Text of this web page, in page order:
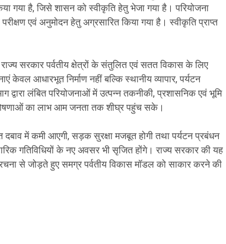
गया है, जिसे शासन को स्वीकृति हेतु भेजा गया है। परियोजना
एवं अनुमोदन हेतु अग्रसारित किया गया है। स्वीकृति प्राप्त
सरकार पर्वतीय क्षेत्रों के संतुलित एवं सतत विकास के लिए
केवल आधारभूत निर्माण नहीं बल्कि स्थानीय व्यापार, पर्यटन
द्वारा लंबित परियोजनाओं में उत्पन्न तकनीकी, प्रशासनिक एवं भूमि
घोषणाओं का लाभ आम जनता तक शीघ्र पहुंच सके।
दबाव में कमी आएगी, सड़क सुरक्षा मजबूत होगी तथा पर्यटन प्रबंधन
गतिविधियों के नए अवसर भी सृजित होंगे। राज्य सरकार की यह
से जोड़ते हुए समग्र पर्वतीय विकास मॉडल को साकार करने की